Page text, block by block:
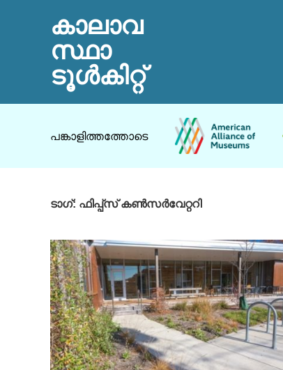
കാലാവ
സ്ഥാ
ടൂൾകിറ്റ്
പങ്കാളിത്തത്തോടെ
ടാഗ്: ഫിപ്പ്സ് കൺസർവേറ്ററി